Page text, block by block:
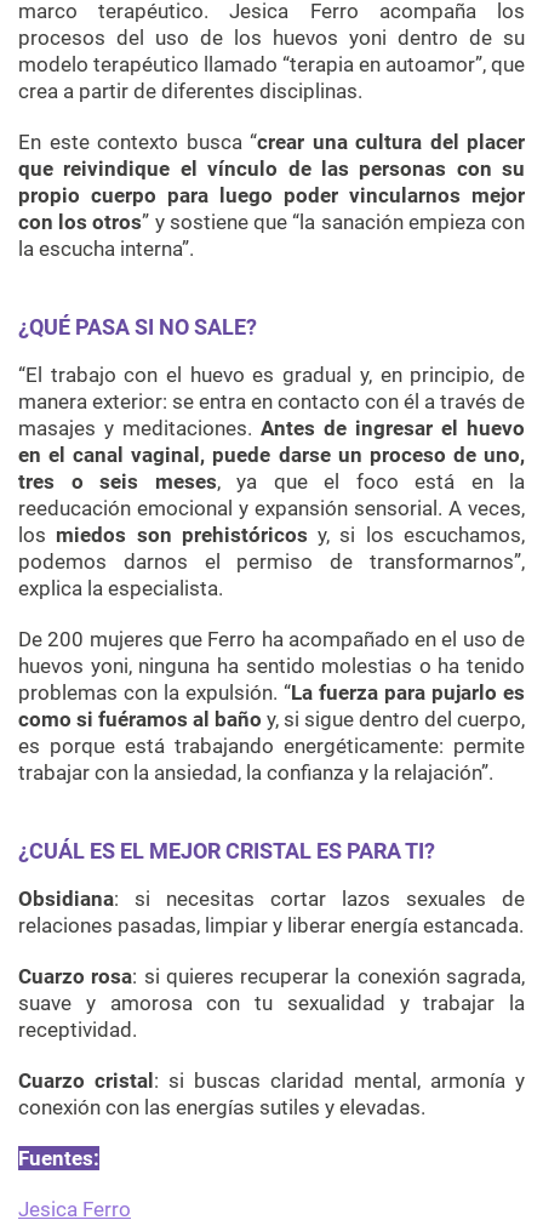
marco terapéutico. Jesica Ferro acompaña los
procesos del uso de los huevos yoni dentro de su
modelo terapéutico llamado “terapia en autoamor”, que
crea a partir de diferentes disciplinas.
En este contexto busca “crear una cultura del placer
que reivindique el vínculo de las personas con su
propio cuerpo para luego poder vincularnos mejor
con los otros” y sostiene que “la sanación empieza con
la escucha interna”.
¿QUÉ PASA SI NO SALE?
“El trabajo con el huevo es gradual y, en principio, de
manera exterior: se entra en contacto con él a través de
masajes y meditaciones. Antes de ingresar el huevo
en el canal vaginal, puede darse un proceso de uno,
tres o seis meses, ya que el foco está en la
reeducación emocional y expansión sensorial. A veces,
los miedos son prehistóricos y, si los escuchamos,
podemos darnos el permiso de transformarnos”,
explica la especialista.
De 200 mujeres que Ferro ha acompañado en el uso de
huevos yoni, ninguna ha sentido molestias o ha tenido
problemas con la expulsión. “La fuerza para pujarlo es
como si fuéramos al baño y, si sigue dentro del cuerpo,
es porque está trabajando energéticamente: permite
trabajar con la ansiedad, la confianza y la relajación”.
¿CUÁL ES EL MEJOR CRISTAL ES PARA TI?
Obsidiana: si necesitas cortar lazos sexuales de
relaciones pasadas, limpiar y liberar energía estancada.
Cuarzo rosa: si quieres recuperar la conexión sagrada,
suave y amorosa con tu sexualidad y trabajar la
receptividad.
Cuarzo cristal: si buscas claridad mental, armonía y
conexión con las energías sutiles y elevadas.
Fuentes:
Jesica Ferro